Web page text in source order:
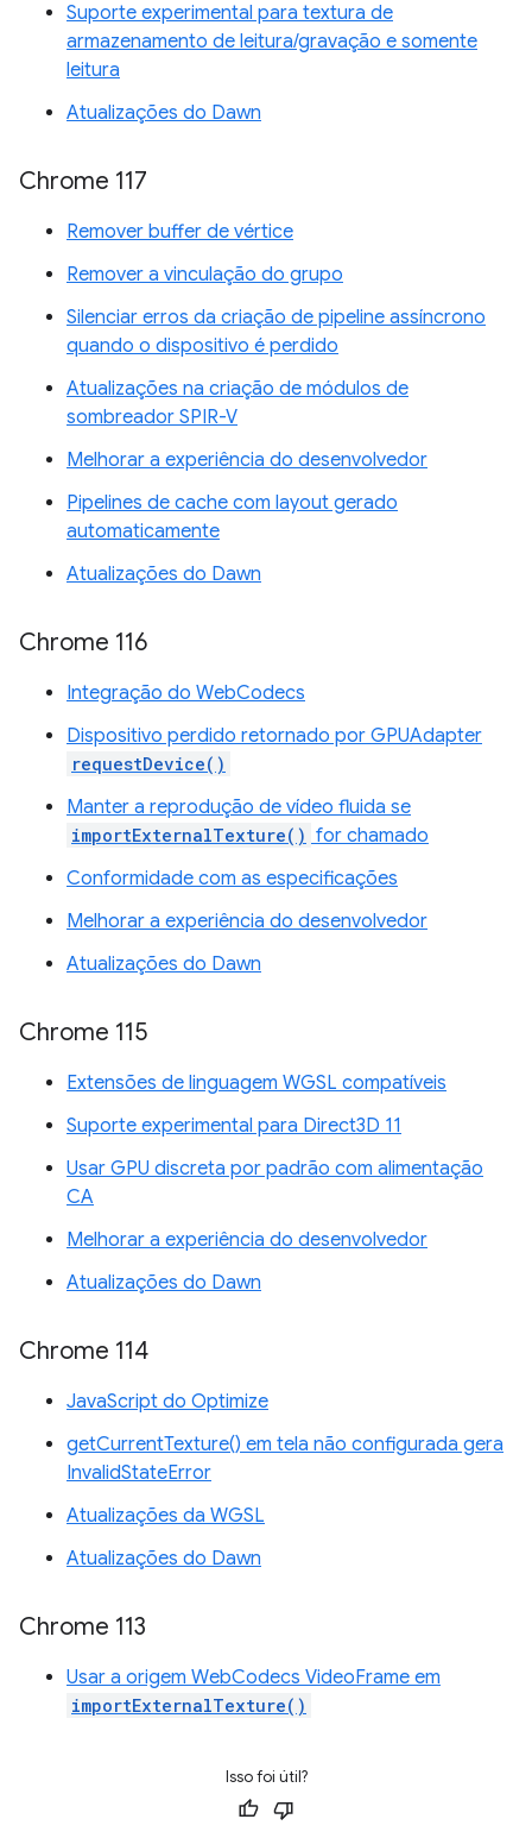
Suporte experimental para textura de
armazenamento de leitura/gravação e somente
leitura
Atualizações do Dawn
Chrome 117
Remover buffer de vértice
Remover a vinculação do grupo
Silenciar erros da criação de pipeline assíncrono
quando o dispositivo é perdido
Atualizações na criação de módulos de
sombreador SPIR-V
Melhorar a experiência do desenvolvedor
Pipelines de cache com layout gerado
automaticamente
Atualizações do Dawn
Chrome 116
Integração do WebCodecs
Dispositivo perdido retornado por GPUAdapter
requestDevice()
Manter a reprodução de vídeo fluida se
importExternalTexture() for chamado
Conformidade com as especificações
Melhorar a experiência do desenvolvedor
Atualizações do Dawn
Chrome 115
Extensões de linguagem WGSL compatíveis
Suporte experimental para Direct3D 11
Usar GPU discreta por padrão com alimentação
CA
Melhorar a experiência do desenvolvedor
Atualizações do Dawn
Chrome 114
JavaScript do Optimize
getCurrentTexture() em tela não configurada gera
InvalidStateError
Atualizações da WGSL
Atualizações do Dawn
Chrome 113
Usar a origem WebCodecs VideoFrame em
importExternalTexture()
Isso foi útil?